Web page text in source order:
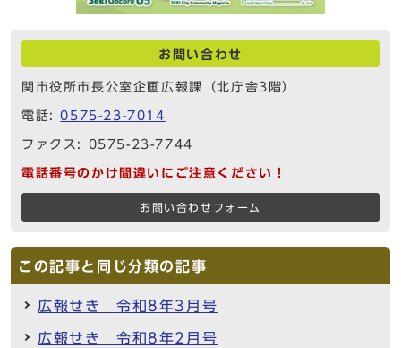
お問い合わせ
関市役所市長公室企画広報課（北庁舎3階）
電話:0575-23-7014
ファクス: 0575-23-7744
電話番号のかけ間違いにご注意ください！
お問い合わせフォーム
この記事と同じ分類の記事
広報せき 令和8年3月号
広報せき 令和8年2月号